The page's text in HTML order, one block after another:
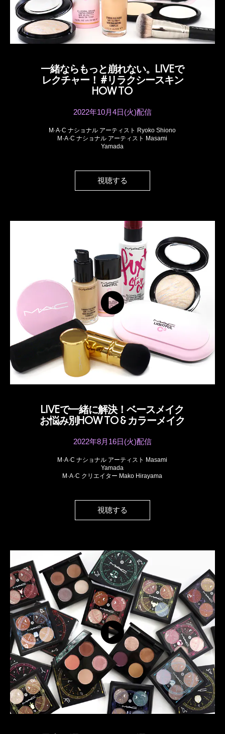
一緒ならもっと崩れない。LIVEで
レクチャー！ #リラクシースキン
HOW TO
2022年10月4日(火)配信
M·A·C ナショナル アーティスト Ryoko Shiono
M·A·C ナショナル アーティスト Masami
Yamada
視聴する
LIVEで一緒に解決！ベースメイク
お悩み別HOW TO & カラーメイク
2022年8月16日(火)配信
M·A·C ナショナル アーティスト Masami
Yamada
M·A·C クリエイター Mako Hirayama
視聴する